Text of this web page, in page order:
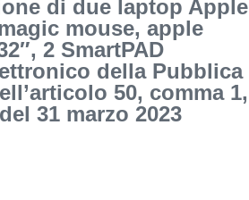
di due laptop Apple
mouse, apple
2 SmartPAD
della Pubblica
50, comma 1,
31 marzo 2023